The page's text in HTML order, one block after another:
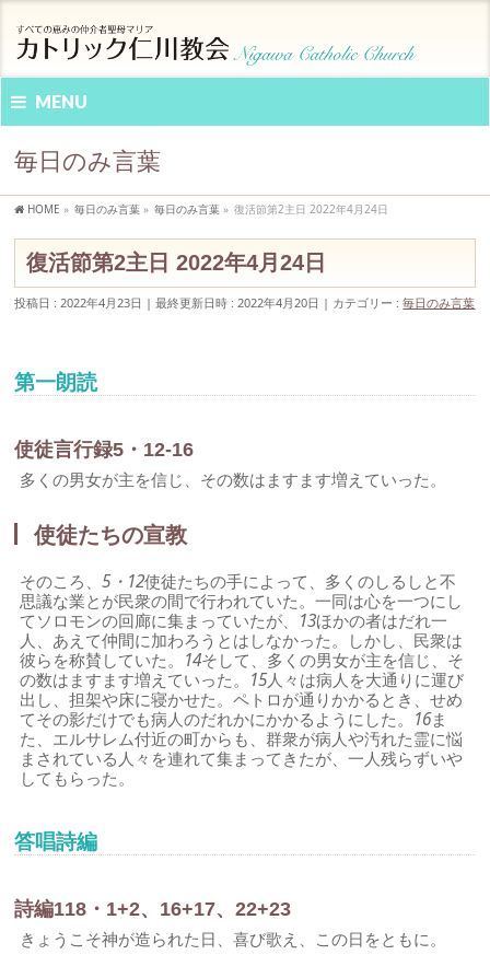
MENU
毎日のみ言葉
HOME » 毎日のみ言葉 » 毎日のみ言葉 » 復活節第2主日 2022年4月24日
復活節第2主日 2022年4月24日
投稿日 : 2022年4月23日 最終更新日時 : 2022年4月20日 カテゴリー :毎日のみ言葉
第一朗読
使徒言行録5・12-16
多くの男女が主を信じ、その数はますます増えていった。
使徒たちの宣教
そのころ、5・12使徒たちの手によって、多くのしるしと不
思議な業とが民衆の間で行われていた。一同は心を一つにし
てソロモンの回廊に集まっていたが、 13ほかの者はだれ一
人、あえて仲間に加わろうとはしなかった。しかし、民衆は
彼らを称賛していた。 14そして、多くの男女が主を信じ、そ
の数はますます増えていった。 15人々は病人を大通りに運び
出し、担架や床に寝かせた。ペトロが通りかかるとき、せめ
てその影だけでも病人のだれかにかかるようにした。 16ま
た、エルサレム付近の町からも、群衆が病人や汚れた霊に悩
まされている人々を連れて集まってきたが、一人残らずいや
してもらった。
答唱詩編
詩編118・1+2、16+17、22+23
きょうこそ神が造られた日、喜び歌え、この日をともに。